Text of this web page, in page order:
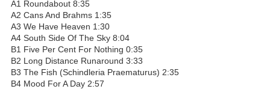
A1 Roundabout 8:35
A2 Cans And Brahms 1:35
A3 We Have Heaven 1:30
A4 South Side Of The Sky 8:04
B1 Five Per Cent For Nothing 0:35
B2 Long Distance Runaround 3:33
B3 The Fish (Schindleria Praematurus) 2:35
B4 Mood For A Day 2:57